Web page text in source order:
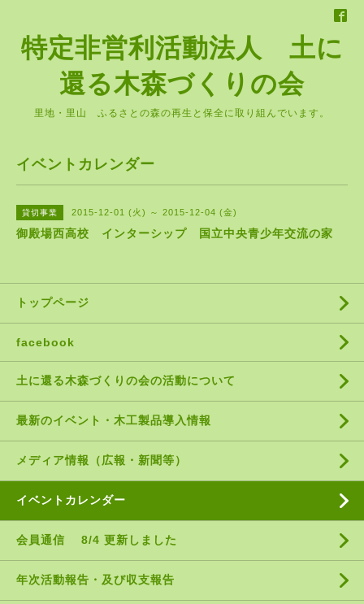
特定非営利活動法人 土に
還る木森づくりの会
里地・里山 ふるさとの森の再生と保全に取り組んでいます。
イベントカレンダー
貸切事業 2015-12-01 (火) ～ 2015-12-04 (金)
御殿場西高校 インターシップ 国立中央青少年交流の家
トップページ
facebook
土に還る木森づくりの会の活動について
最新のイベント・木工製品導入情報
メディア情報（広報・新聞等）
イベントカレンダー
会員通信 8/4 更新しました
年次活動報告・及び収支報告